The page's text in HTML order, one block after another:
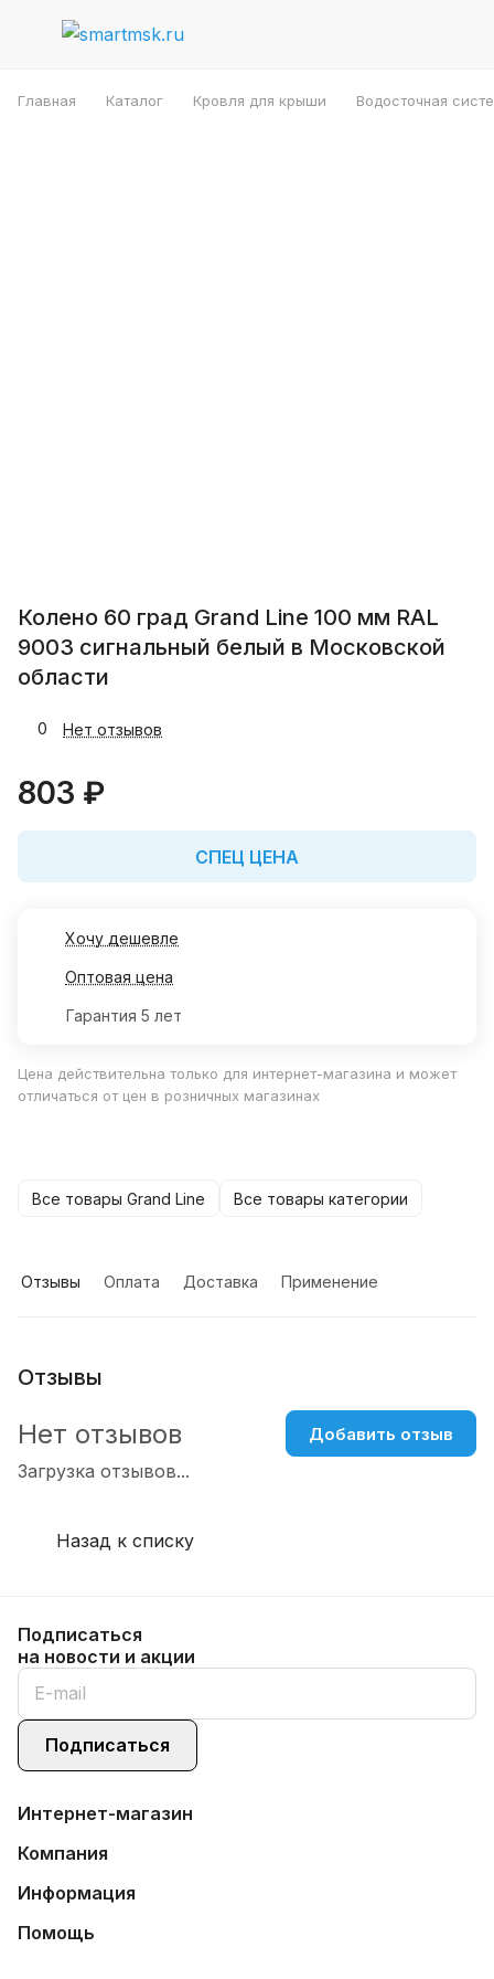
Главная Каталог Кровля для крыши Водосточная
Колено 60 град Grand Line 100 мм RAL
9003 сигнальный белый в Московской
области
0 Нет отзывов
803 ₽
СПЕЦ ЦЕНА
Хочу дешевле
Оптовая цена
Гарантия 5 лет
Цена действительна только для интернет-магазина и может
отличаться от цен в розничных магазинах
Все товары Grand Line Все товары категории
Отзывы Оплата Доставка Применение
Отзывы
Загрузка отзывов...
Нет отзывов Добавить отзыв
Назад к списку
Подписаться
на новости и акции
Подписаться
Интернет-магазин
Компания
Информация
Помощь